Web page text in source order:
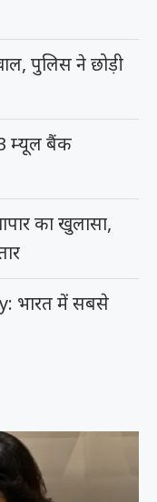
पुलिस ने छोड़ी
म्यूल बैंक
का खुलासा,
भारत में सबसे